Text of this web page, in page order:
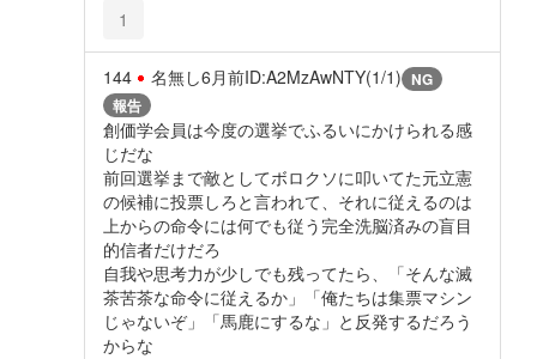
1
144 名無し6月前ID:A2MzAwNTY(1/1) NG
報告
創価学会員は今度の選挙でふるいにかけられる感
じだな
前回選挙まで敵としてボロクソに叩いてた元立憲
の候補に投票しろと言われて、それに従えるのは
上からの命令には何でも従う完全洗脳済みの盲目
的信者だけだろ
自我や思考力が少しでも残ってたら、「そんな滅
茶苦茶な命令に従えるか」「俺たちは集票マシン
じゃないぞ」「馬鹿にするな」と反発するだろう
からな